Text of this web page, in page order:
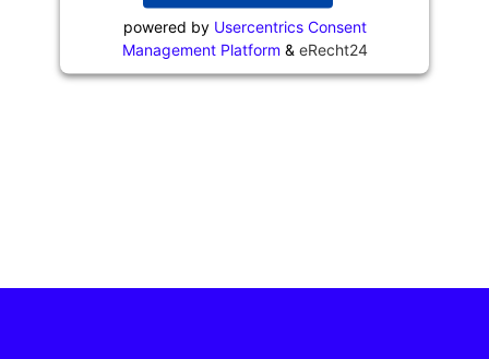
powered by Usercentrics Consent
Management Platform & eRecht24